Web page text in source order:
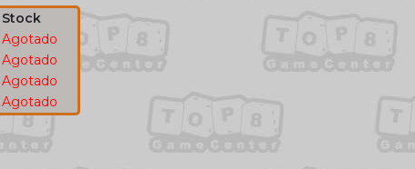
Stock
Agotado
Agotado
Agotado
Agotado